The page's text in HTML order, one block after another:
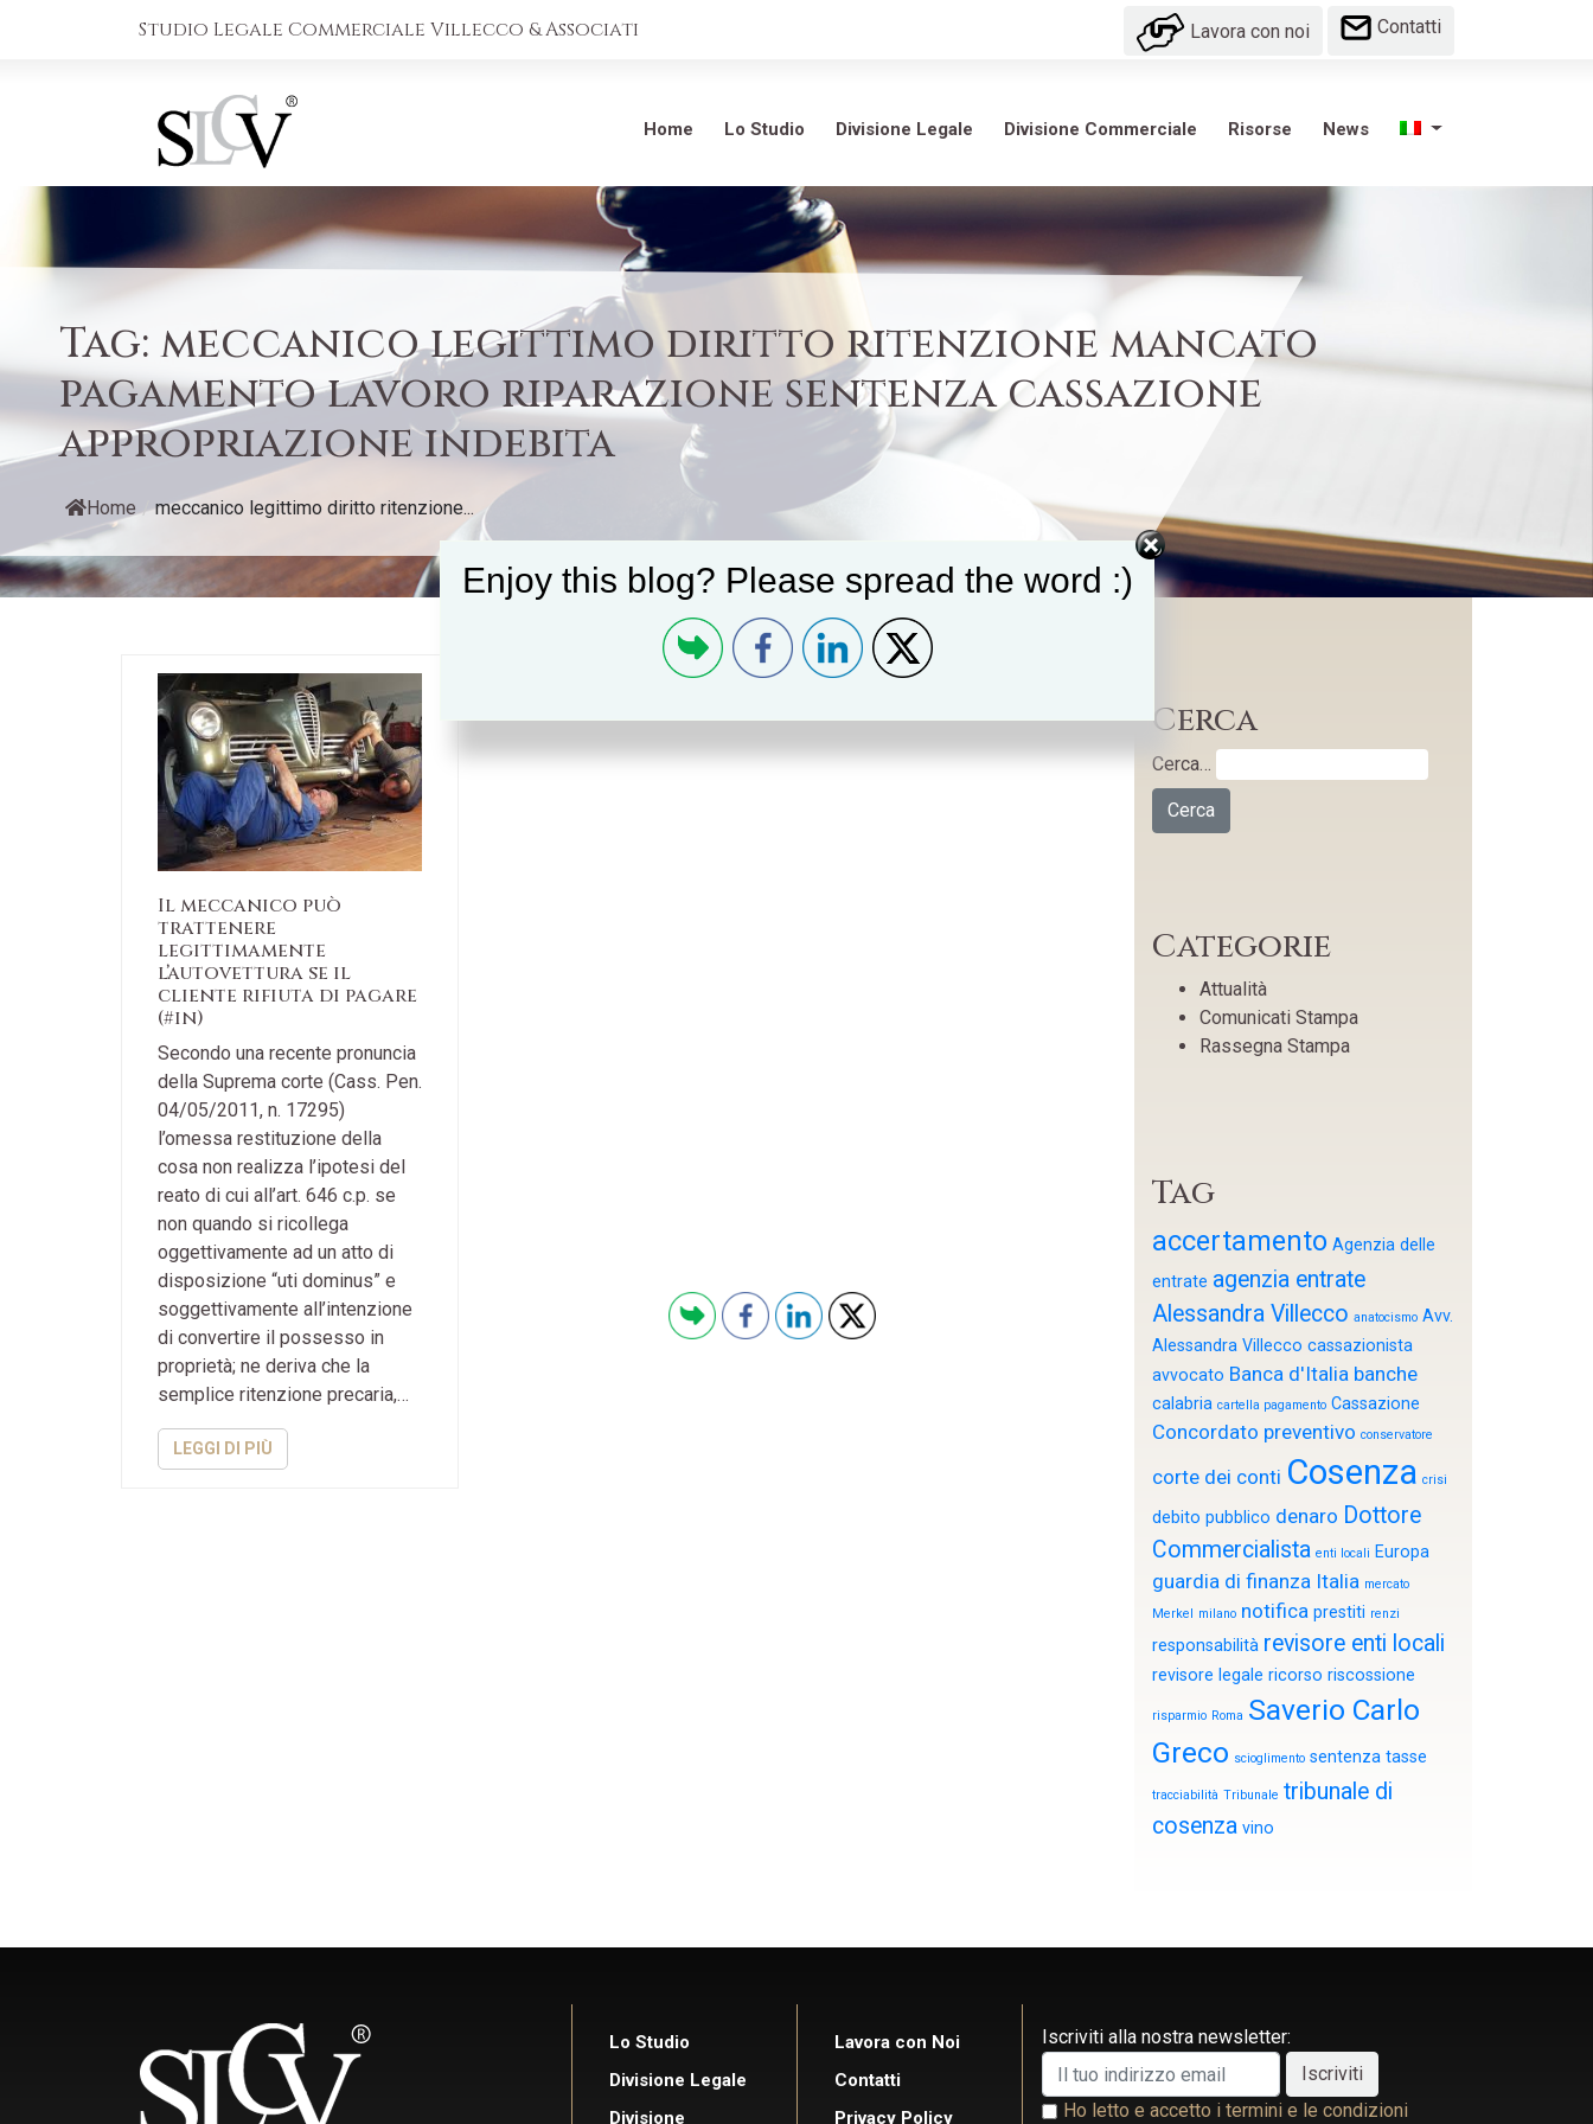
Studio Legale Commerciale Villecco & Associati Lavora con noi Contatti
Home Lo Studio Divisione Legale Divisione Commerciale Risorse News
Tag: meccanico legittimo diritto ritenzione mancato
pagamento lavoro riparazione sentenza cassazione
appropriazione indebita
Home / meccanico legittimo diritto ritenzione...
Il meccanico può
trattenere
legittimamente
l’autovettura se il
cliente rifiuta di pagare
(#in)
Secondo una recente pronuncia
della Suprema corte (Cass. Pen.
04/05/2011, n. 17295)
l’omessa restituzione della
cosa non realizza l’ipotesi del
reato di cui all’art. 646 c.p. se
non quando si ricollega
oggettivamente ad un atto di
disposizione “uti dominus” e
soggettivamente all’intenzione
di convertire il possesso in
proprietà; ne deriva che la
semplice ritenzione precaria,…
LEGGI DI PIÙ
Cerca
Cerca…
Categorie
Attualità
Comunicati Stampa
Rassegna Stampa
Tag
accertamento Agenzia delle
entrate agenzia entrate
Alessandra Villecco anatocismo Avv.
Alessandra Villecco cassazionista
avvocato Banca d'Italia banche
calabria cartella pagamento Cassazione
Concordato preventivo conservatore
corte dei conti Cosenza crisi
debito pubblico denaro Dottore
Commercialista enti locali Europa
guardia di finanza Italia mercato
Merkel milano notifica prestiti renzi
responsabilità revisore enti locali
revisore legale ricorso riscossione
risparmio Roma Saverio Carlo
Greco scioglimento sentenza tasse
tracciabilità Tribunale tribunale di
cosenza vino
Lo Studio
Divisione Legale
Divisione
Lavora con Noi
Contatti
Privacy Policy
Iscriviti alla nostra newsletter:
Ho letto e accetto i termini e le condizioni
Enjoy this blog? Please spread the word :)